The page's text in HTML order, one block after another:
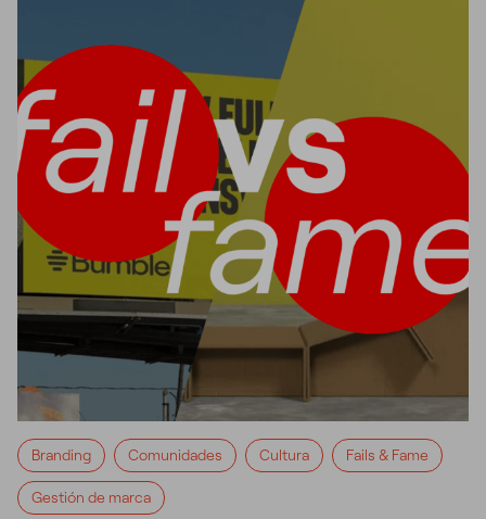
Branding Comunidades Cultura Fails & Fame
Gestión de marca